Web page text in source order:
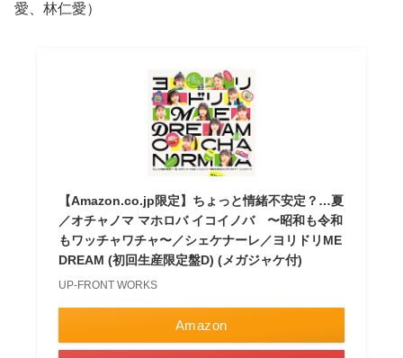
愛、林仁愛）
【Amazon.co.jp限定】ちょっと情緒不安定？…夏
／オチャノマ マホロバ イコイノバ 〜昭和も令和
もワッチャワチャ〜／シェケナーレ／ヨリドリME
DREAM (初回生産限定盤D) (メガジャケ付)
UP-FRONT WORKS
Amazon